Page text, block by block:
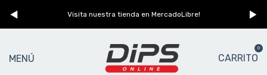
Visita nuestra tienda en MercadoLibre!
MENÚ CARRITO
0